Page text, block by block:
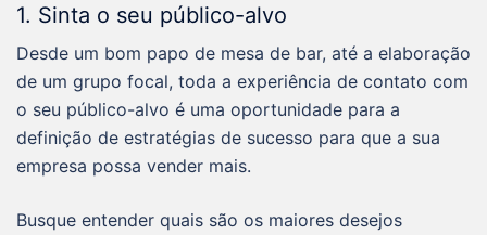
1. Sinta o seu público-alvo
Desde um bom papo de mesa de bar, até a elaboração
de um grupo focal, toda a experiência de contato com
o seu público-alvo é uma oportunidade para a
definição de estratégias de sucesso para que a sua
empresa possa vender mais.
Busque entender quais são os maiores desejos